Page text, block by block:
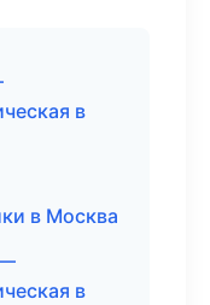
в
в Москва
в